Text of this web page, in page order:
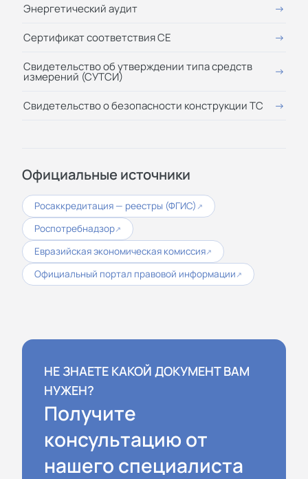
Энергетический аудит
Сертификат соответствия СЕ
Свидетельство об утверждении типа средств
измерений (СУТСИ)
Свидетельство о безопасности конструкции ТС
Официальные источники
Росаккредитация — реестры (ФГИС) ↗
Роспотребнадзор↗
Евразийская экономическая комиссия↗
Официальный портал правовой информации ↗
НЕ ЗНАЕТЕ КАКОЙ ДОКУМЕНТ ВАМ
НУЖЕН?
Получите
консультацию от
нашего специалиста